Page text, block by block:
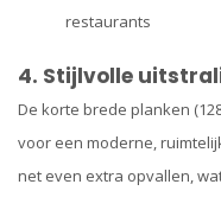
restaurants
4. Stijlvolle
De korte brede planken
voor een moderne,
net even extra opvallen,